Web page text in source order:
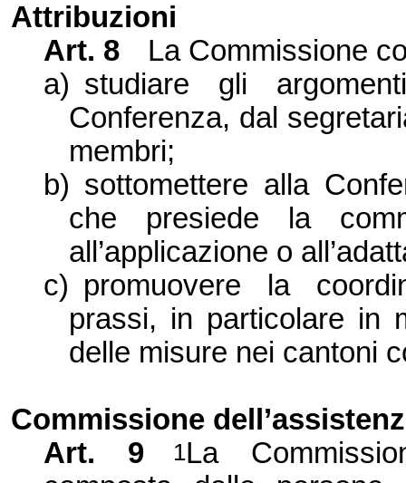
Attribuzioni
Art. 8 La Commissione
a) studiare gli
Conferenza, dal
membri;
b) sottomettere alla
che presiede la
all’applicazione o
c) promuovere la
prassi, in particolare in
delle misure nei cantoni
Commissione
Art. 9 1La